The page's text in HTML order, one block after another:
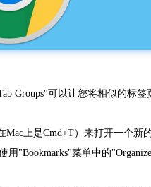
Groups"可以让您将相似的标
上是Cmd+T）来打开一个新
"Bookmarks"菜单中的